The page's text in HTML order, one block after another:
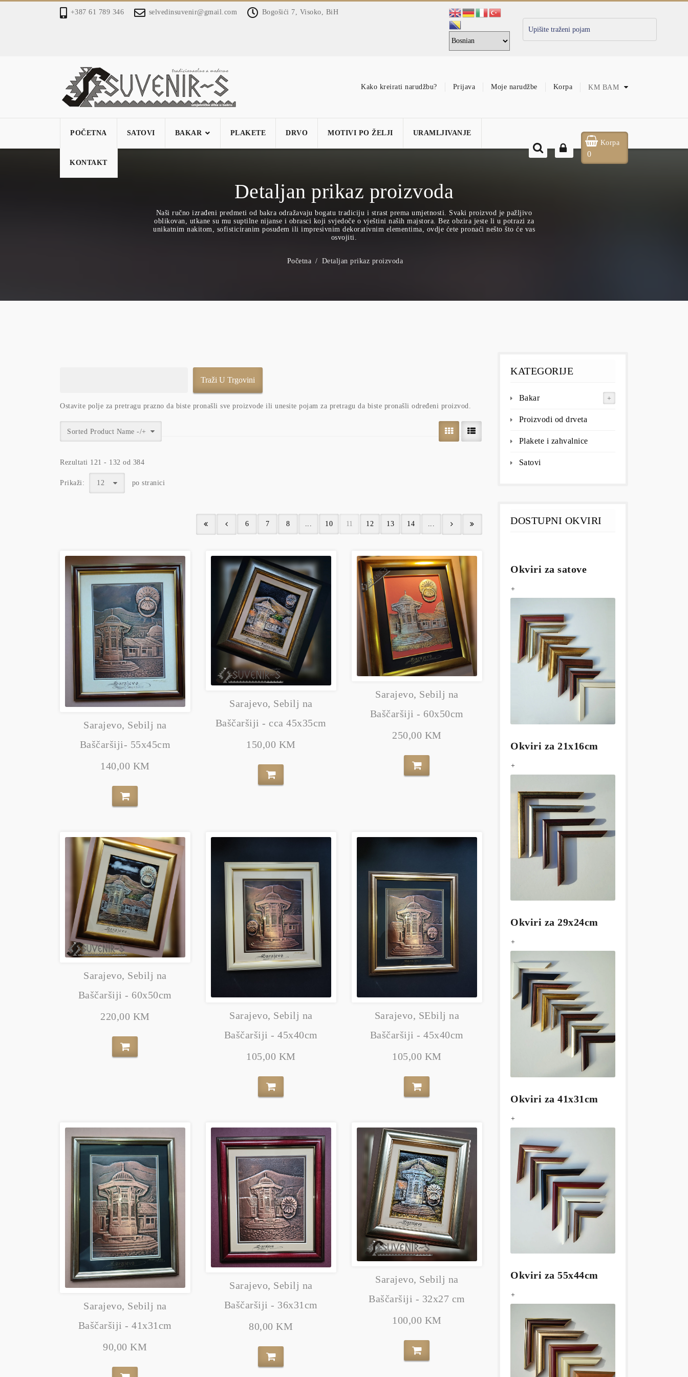
+387 61 789 346 selvedinsuvenir@gmail.com Bogošići 7, Visoko, BiH
Kako kreirati narudžbu? Prijava Moje narudžbe Korpa KM BAM
POČETNA SATOVI BAKAR PLAKETE DRVO MOTIVI PO ŽELJI URAMLJIVANJE
KONTAKT
Korpa
0
Detaljan prikaz proizvoda
Naši ručno izrađeni predmeti od bakra odražavaju bogatu tradiciju i strast prema umjetnosti. Svaki proizvod je pažljivo
oblikovan, utkane su mu suptilne nijanse i obrasci koji svjedoče o vještini naših majstora. Bez obzira jeste li u potrazi za
unikatnim nakitom, sofisticiranim posuđem ili impresivnim dekorativnim elementima, ovdje ćete pronaći nešto što će vas
osvojiti.
Početna Detaljan prikaz proizvoda
Ostavite polje za pretragu prazno da biste pronašli sve proizvode ili unesite pojam za pretragu da biste pronašli određeni proizvod.
Sorted Product Name -/+
Rezultati 121 - 132 od 384
Prikaži: 12 po stranici
6 7 8 ... 10 11 12 13 14 ...
Sarajevo, Sebilj na
Baščaršiji- 55x45cm
140,00 KM
Sarajevo, Sebilj na
Baščaršiji - cca 45x35cm
150,00 KM
Sarajevo, Sebilj na
Baščaršiji - 60x50cm
250,00 KM
Sarajevo, Sebilj na
Baščaršiji - 60x50cm
220,00 KM
Sarajevo, Sebilj na
Baščaršiji - 45x40cm
105,00 KM
Sarajevo, SEbilj na
Baščaršiji - 45x40cm
105,00 KM
Sarajevo, Sebilj na
Baščaršiji - 41x31cm
90,00 KM
Sarajevo, Sebilj na
Baščaršiji - 36x31cm
80,00 KM
Sarajevo, Sebilj na
Baščaršiji - 32x27 cm
100,00 KM
KATEGORIJE
Bakar
Proizvodi od drveta
Plakete i zahvalnice
Satovi
DOSTUPNI OKVIRI
Okviri za satove
+
Okviri za 21x16cm
+
Okviri za 29x24cm
+
Okviri za 41x31cm
+
Okviri za 55x44cm
+